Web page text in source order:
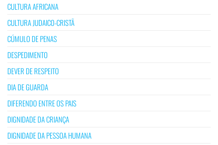
CULTURA AFRICANA
CULTURA JUDAICO-CRISTÃ
CÚMULO DE PENAS
DESPEDIMENTO
DEVER DE RESPEITO
DIA DE GUARDA
DIFERENDO ENTRE OS PAIS
DIGNIDADE DA CRIANÇA
DIGNIDADE DA PESSOA HUMANA